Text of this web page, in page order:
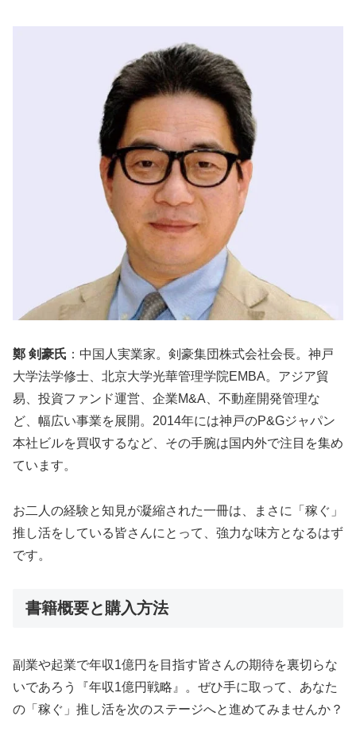
鄭 剣豪氏 ：中国人実業家。剣豪集団株式会社会長。神戸
大学法学修士、北京大学光華管理学院EMBA。アジア貿
易、投資ファンド運営、企業M&A、不動産開発管理な
ど、幅広い事業を展開。2014年には神戸のP&Gジャパン
本社ビルを買収するなど、その手腕は国内外で注目を集め
ています。
お二人の経験と知見が凝縮された一冊は、まさに「稼ぐ」
推し活をしている皆さんにとって、強力な味方となるはず
です。
書籍概要と購入方法
副業や起業で年収1億円を目指す皆さんの期待を裏切らな
いであろう『年収1億円戦略』。ぜひ手に取って、あなた
の「稼ぐ」推し活を次のステージへと進めてみませんか？